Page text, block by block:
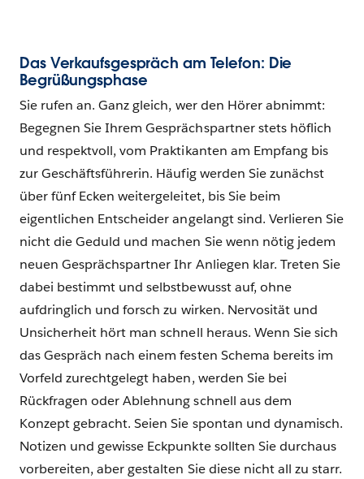
Das Verkaufsgespräch am Telefon: Die
Begrüßungsphase
Sie rufen an. Ganz gleich, wer den Hörer abnimmt:
Begegnen Sie Ihrem Gesprächspartner stets höflich
und respektvoll, vom Praktikanten am Empfang bis
zur Geschäftsführerin. Häufig werden Sie zunächst
über fünf Ecken weitergeleitet, bis Sie beim
eigentlichen Entscheider angelangt sind. Verlieren Sie
nicht die Geduld und machen Sie wenn nötig jedem
neuen Gesprächspartner Ihr Anliegen klar. Treten Sie
dabei bestimmt und selbstbewusst auf, ohne
aufdringlich und forsch zu wirken. Nervosität und
Unsicherheit hört man schnell heraus. Wenn Sie sich
das Gespräch nach einem festen Schema bereits im
Vorfeld zurechtgelegt haben, werden Sie bei
Rückfragen oder Ablehnung schnell aus dem
Konzept gebracht. Seien Sie spontan und dynamisch.
Notizen und gewisse Eckpunkte sollten Sie durchaus
vorbereiten, aber gestalten Sie diese nicht all zu starr.